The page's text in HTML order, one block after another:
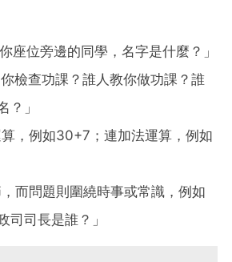
座位旁邊的同學，名字是什麼？」
檢查功課？誰人教你做功課？誰
？」
，例如30+7；連加法運算，例如
而問題則圍繞時事或常識，例如
司司長是誰？」